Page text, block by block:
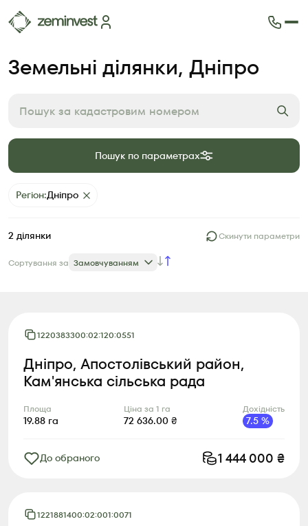
Ділянки
Карта ділянок
Блог
FAQ
Контакти
Земельні ділянки, Дніпро
Пошук по параметрах
Регіон:Дніпро
2 ділянки Скинути параметри
Сортування за Замовчуванням
1220383300:02:120:0551
Дніпро, Апостолівський район,
Кам'янська сільська рада
Площа
19.88 га
Ціна за 1 га
72 636.00 ₴
Дохідність
7.5 %
До обраного 1 444 000 ₴
1221881400:02:001:0071